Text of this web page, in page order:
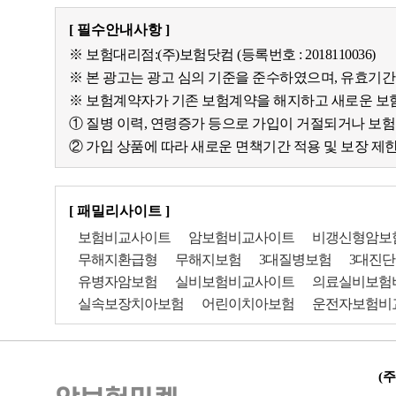
[ 필수안내사항 ]
※ 보험대리점:(주)보험닷컴 (등록번호 : 2018110036)
※ 본 광고는 광고 심의 기준을 준수하였으며, 유효기
※ 보험계약자가 기존 보험계약을 해지하고 새로운 보
① 질병 이력, 연령증가 등으로 가입이 거절되거나 보
② 가입 상품에 따라 새로운 면책기간 적용 및 보장 제
[ 패밀리사이트 ]
보험비교사이트
암보험비교사이트
비갱신형암
무해지환급형
무해지보험 3대질병보험
3대진
유병자암보험
실비보험비교사이트
의료실비보험
실속보장치아보험
어린이치아보험 운전자보험비
(